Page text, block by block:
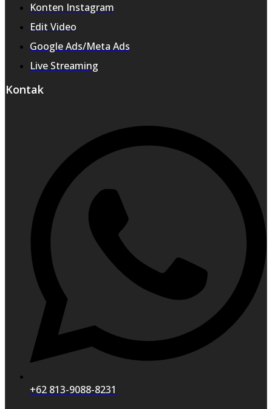
Konten Instagram
Edit Video
Google Ads/Meta Ads
Live Streaming
Kontak
+62 813-9088-8231